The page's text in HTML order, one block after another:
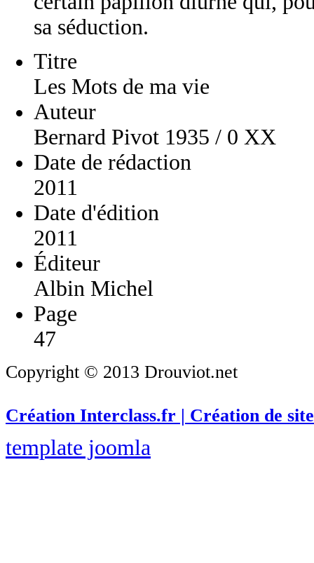
sa séduction.
Titre
Les Mots de ma vie
Auteur
Bernard Pivot 1935 / 0 XX
Date de rédaction
2011
Date d'édition
2011
Éditeur
Albin Michel
Page
47
Copyright © 2013 Drouviot.net
Création Interclass.fr | Création de
template joomla